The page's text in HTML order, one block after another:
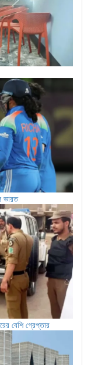
ভারত
বেশি গ্রেপ্তার